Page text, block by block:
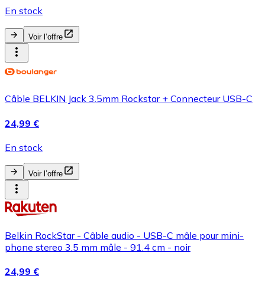
En stock
Voir l’offre
Câble BELKIN Jack 3.5mm Rockstar + Connecteur USB-C
24,99 €
En stock
Voir l’offre
Belkin RockStar - Câble audio - USB-C mâle pour mini-
phone stereo 3.5 mm mâle - 91.4 cm - noir
24,99 €